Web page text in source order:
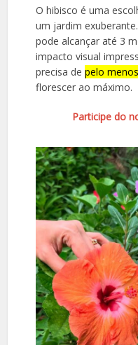
O hibisco é uma
um jardim
pode alcançar até 3
impacto visual
precisa depelo
florescer ao máximo.
Participe do